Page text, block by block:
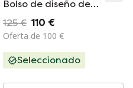
Bolso de diseño de
piel italiana – Fucsia
125 € 110 €
Oferta de 100 €
Seleccionado